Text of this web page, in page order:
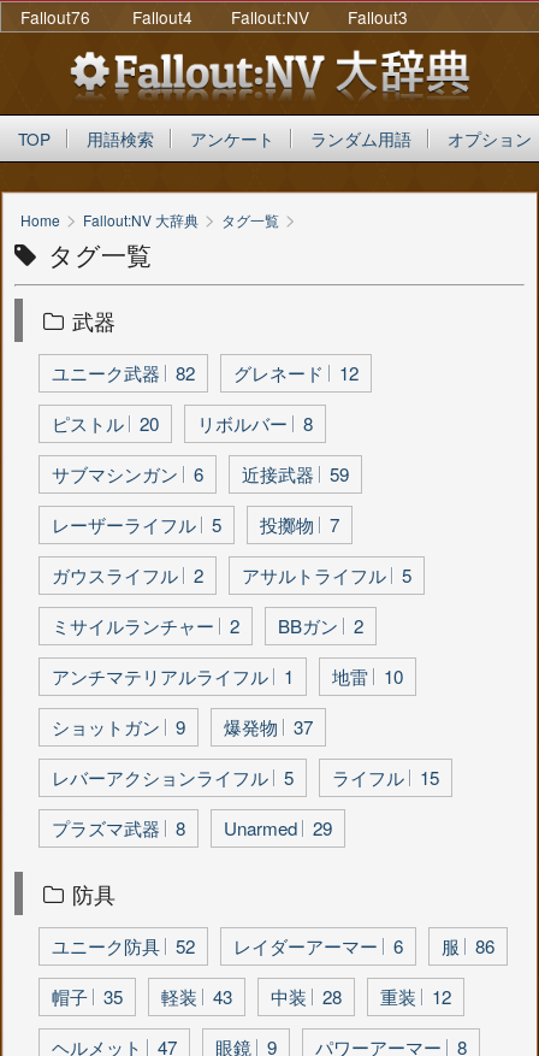
Fallout76 Fallout4 Fallout:NV Fallout3
TOP 用語検索 アンケート ランダム用語 オプション
Home > Fallout:NV 大辞典 > タグ一覧 >
タグ一覧
武器
ユニーク武器 82 グレネード
12
ピストル
20 リボルバー
8
サブマシンガン
6 近接武器
59
レーザーライフル
5 投擲物
7
ガウスライフル
2 アサルトライフル
5
ミサイルランチャー
2 BBガン
2
アンチマテリアルライフル
1 地雷
10
ショットガン
9 爆発物
37
レバーアクションライフル
5 ライフル
15
プラズマ武器
8 Unarmed 29
防具
ユニーク防具 52 レイダーアーマー 6 服
86
帽子
35 軽装 43 中装 28 重装
12
ヘルメット
47 眼鏡 9 パワーアーマー
8